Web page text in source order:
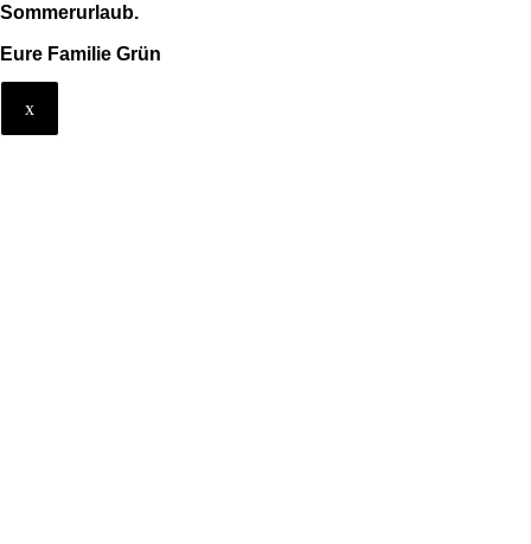
Sommerurlaub.
Eure Familie Grün
x